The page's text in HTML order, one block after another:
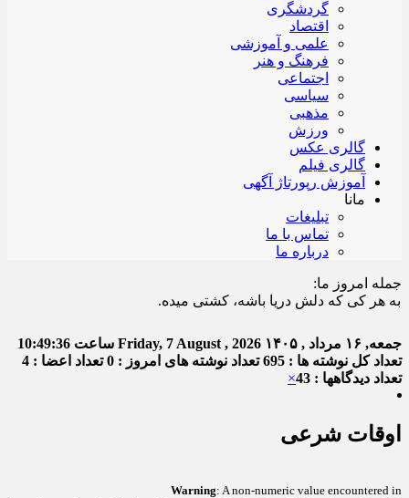
گردشگری
اقتصاد
علمی و آموزشی
فرهنگ و هنر
اجتماعی
سیاسی
مذهبی
ورزش
گالری عکس
گالری فیلم
آموزش رپورتاژ آگهی
مانا
تبلیغات
تماس با ما
درباره ما
جمله امروز ما:
کی که دلش دریا باشه، کشتی میده.
جمعه, ۱۶ مرداد , ۱۴۰۵ Friday, 7 August , 2026 ساعت 10:49:36
تعداد کل نوشته ها : 695
تعداد نوشته های امروز : 0
تعداد اعضا : 4
تعداد دیدگاهها : 43
×
اوقات شرعی
Warning: A non-numeric value encountered in